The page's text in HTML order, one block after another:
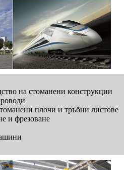
на стоманени конструкции
плочи и тръбни листове
и фрезоване